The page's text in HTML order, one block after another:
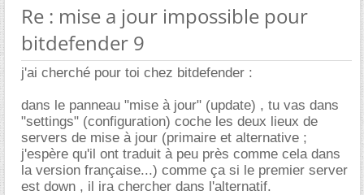
Re : mise a jour impossible pour
bitdefender 9
j'ai cherché pour toi chez bitdefender :
dans le panneau "mise à jour" (update) , tu vas dans
"settings" (configuration) coche les deux lieux de
servers de mise à jour (primaire et alternative ;
j'espère qu'il ont traduit à peu près comme cela dans
la version française...) comme ça si le premier server
est down , il ira chercher dans l'alternatif.